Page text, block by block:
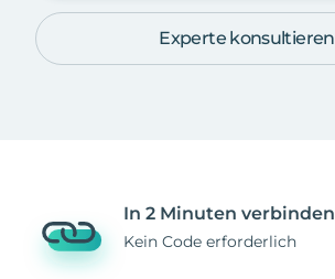
Experte konsultieren
In 2 Minuten verbinden
Kein Code erforderlich